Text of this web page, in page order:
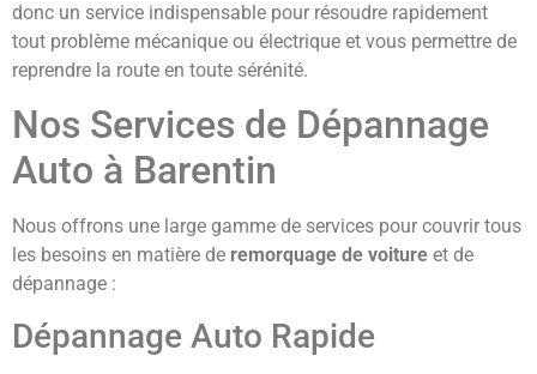
donc un service indispensable pour résoudre rapidement
tout problème mécanique ou électrique et vous permettre de
reprendre la route en toute sérénité.
Nos Services de Dépannage
Auto à Barentin
Nous offrons une large gamme de services pour couvrir tous
les besoins en matière de remorquage de voiture et de
dépannage :
Dépannage Auto Rapide